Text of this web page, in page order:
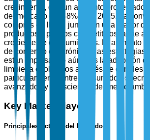
crecimiento, con un aumento proyectado
del mercado del 48% para 2025. La
compras en línea, junto con una mayor
productos y precios competitivos, atrae a
creciente de consumidores. El aumento
de comercio electrónico y las estrategias
están impulsando aún más la adopción
limpieza ecológicos a través de canales
particularmente entre consumidores
avanzados y conscientes del medio
Key Market Players
Principales Actores del Mercado